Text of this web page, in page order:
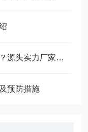
寻找高质量国产丙烯酸酯化反应釜？源头实力厂家推荐、高性价比优选与售后保障
预防措施